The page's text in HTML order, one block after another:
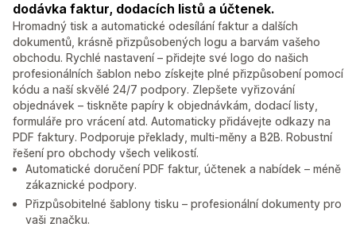
dodávka faktur, dodacích listů a účtenek.
Hromadný tisk a automatické odesílání faktur a dalších
dokumentů, krásně přizpůsobených logu a barvám vašeho
obchodu. Rychlé nastavení – přidejte své logo do našich
profesionálních šablon nebo získejte plné přizpůsobení pomocí
kódu a naší skvělé 24/7 podpory. Zlepšete vyřizování
objednávek – tiskněte papíry k objednávkám, dodací listy,
formuláře pro vrácení atd. Automaticky přidávejte odkazy na
PDF faktury. Podporuje překlady, multi-měny a B2B. Robustní
řešení pro obchody všech velikostí.
Automatické doručení PDF faktur, účtenek a nabídek – méně
zákaznické podpory.
Přizpůsobitelné šablony tisku – profesionální dokumenty pro
vaši značku.